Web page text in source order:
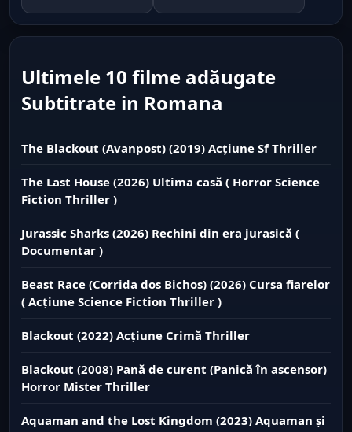
Ultimele 10 filme adăugate
Subtitrate in Romana
The Blackout (Avanpost) (2019) Acțiune Sf Thriller
The Last House (2026) Ultima casă ( Horror Science
Fiction Thriller )
Jurassic Sharks (2026) Rechini din era jurasică (
Documentar )
Beast Race (Corrida dos Bichos) (2026) Cursa fiarelor
( Acțiune Science Fiction Thriller )
Blackout (2022) Acțiune Crimă Thriller
Blackout (2008) Pană de curent (Panică în ascensor)
Horror Mister Thriller
Aquaman and the Lost Kingdom (2023) Aquaman și